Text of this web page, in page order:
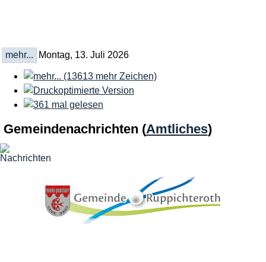
mehr... Montag, 13. Juli 2026
Gemeindenachrichten (Amtliches)